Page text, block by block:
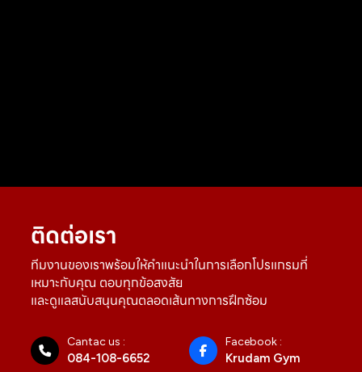
ติดต่อเรา
ทีมงานของเราพร้อมให้คำแนะนำในการเลือกโปรแกรมที่
เหมาะกับคุณ ตอบทุกข้อสงสัย
และดูแลสนับสนุนคุณตลอดเส้นทางการฝึกซ้อม
Cantac us :
084-108-6652
Facebook :
Krudam Gym